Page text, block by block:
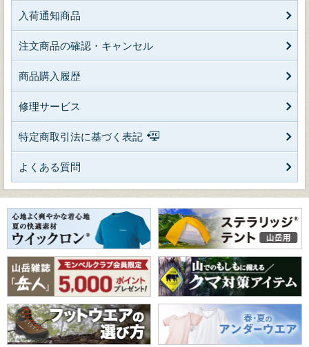
入荷通知商品
注文商品の確認・キャンセル
商品購入履歴
修理サービス
特定商取引法に基づく表記
よくある質問